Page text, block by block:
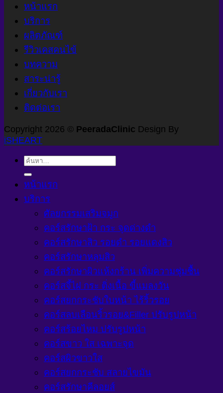
หน้าแรก
บริการ
ผลิตภัณฑ์
รีวิวเคสคนไข้
บทความ
สาระน่ารู้
เกี่ยวกับเรา
ติดต่อเรา
Copyright 2026 © PeeradaClinic Design By
iSHEART
ค้นหา:
หน้าแรก
บริการ
ศัลยกรรมเสริมจมูก
คอร์สรักษาฝ้า กระ จุดด่างดำ
คอร์สรักษาสิว รอยดำ รอยแดงสิว
คอร์สรักษาหลุมสิว
คอร์สรักษาผิวแห้งกร้าน เพิ่มความชุ่มชื้น
คอร์สจี้ไฝ กระ ติ่งเนื้อ ขี้แมลงวัน
คอร์สยกกระชับใบหน้า ไร้ริ้วรอย
คอร์สลบเลือนริ้วรอย&Filler ปรับรูปหน้า
คอร์สร้อยไหม ปรับรูปหน้า
คอร์สขาว ใส เฉพาะจุด
คอร์สผิวขาวใส
คอร์สยกกระชับ สลายไขมัน
คอร์สรักษาคีลอยส์